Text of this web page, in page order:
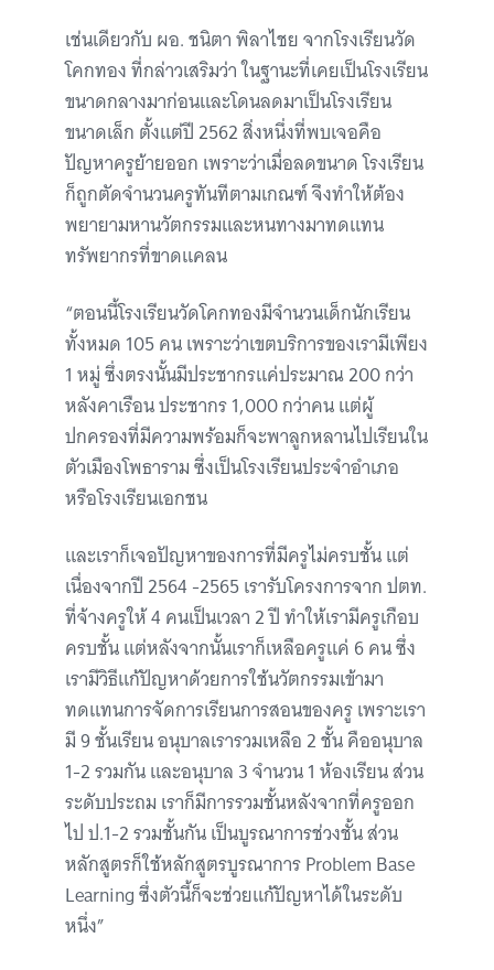
เช่นเดียวกับ ผอ. ชนิตา พิลาไชย จากโรงเรียนวัด
โคกทอง ที่กล่าวเสริมว่า ในฐานะที่เคยเป็นโรงเรียน
ขนาดกลางมาก่อนและโดนลดมาเป็นโรงเรียน
ขนาดเล็ก ตั้งแต่ปี 2562 สิ่งหนึ่งที่พบเจอคือ
ปัญหาครูย้ายออก เพราะว่าเมื่อลดขนาด โรงเรียน
ก็ถูกตัดจำนวนครูทันทีตามเกณฑ์ จึงทำให้ต้อง
พยายามหานวัตกรรมและหนทางมาทดแทน
ทรัพยากรที่ขาดแคลน
“ตอนนี้โรงเรียนวัดโคกทองมีจำนวนเด็กนักเรียน
ทั้งหมด 105 คน เพราะว่าเขตบริการของเรามีเพียง
1 หมู่ ซึ่งตรงนั้นมีประชากรแค่ประมาณ 200 กว่า
หลังคาเรือน ประชากร 1,000 กว่าคน แต่ผู้
ปกครองที่มีความพร้อมก็จะพาลูกหลานไปเรียนใน
ตัวเมืองโพธาราม ซึ่งเป็นโรงเรียนประจำอำเภอ
หรือโรงเรียนเอกชน
และเราก็เจอปัญหาของการที่มีครูไม่ครบชั้น แต่
เนื่องจากปี 2564 -2565 เรารับโครงการจาก ปตท.
ที่จ้างครูให้ 4 คนเป็นเวลา 2 ปี ทำให้เรามีครูเกือบ
ครบชั้น แต่หลังจากนั้นเราก็เหลือครูแค่ 6 คน ซึ่ง
เรามีวิธีแก้ปัญหาด้วยการใช้นวัตกรรมเข้ามา
ทดแทนการจัดการเรียนการสอนของครู เพราะเรา
มี 9 ชั้นเรียน อนุบาลเรารวมเหลือ 2 ชั้น คืออนุบาล
1-2 รวมกัน และอนุบาล 3 จำนวน 1 ห้องเรียน ส่วน
ระดับประถม เราก็มีการรวมชั้นหลังจากที่ครูออก
ไป ป.1-2 รวมชั้นกัน เป็นบูรณาการช่วงชั้น ส่วน
หลักสูตรก็ใช้หลักสูตรบูรณาการ Problem Base
Learning ซึ่งตัวนี้ก็จะช่วยแก้ปัญหาได้ในระดับ
หนึ่ง”